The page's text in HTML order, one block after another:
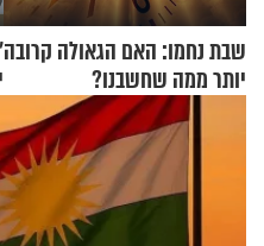
שבת נחמו: האם הגאולה קרובה
יותר ממה שחשבנו?